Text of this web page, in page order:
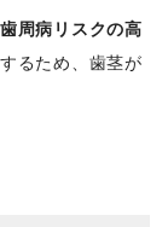
周病リスクの高
るため、歯茎が